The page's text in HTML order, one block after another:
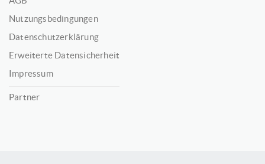
Nutzungsbedingungen
Datenschutzerklärung
Erweiterte Datensicherheit
Impressum
Partner